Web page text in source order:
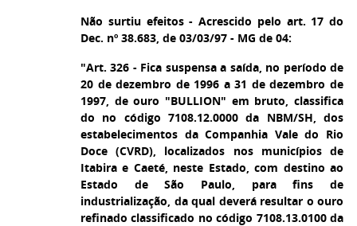
Não surtiu efeitos - Acrescido pelo art. 17 do
Dec. nº 38.683, de 03/03/97 - MG de 04:
"Art. 326 - Fica suspensa a saída, no período de
20 de dezembro de 1996 a 31 de dezembro de
1997, de ouro "BULLION" em bruto, classifica
do no código 7108.12.0000 da NBM/SH, dos
estabelecimentos da Companhia Vale do Rio
Doce (CVRD), localizados nos municípios de
Itabira e Caeté, neste Estado, com destino ao
Estado de São Paulo, para fins de
industrialização, da qual deverá resultar o ouro
refinado classificado no código 7108.13.0100 da